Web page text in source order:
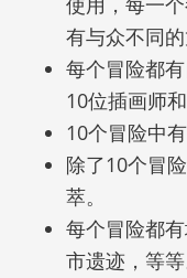
有与众不同的
每个冒险都
10位插画师
10个冒险中
除了10个冒
萃。
每个冒险都
市遗迹，等等